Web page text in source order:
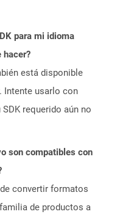
para mi idioma
hacer?
está disponible
Intente usarlo con
requerido aún no
son compatibles con
convertir formatos
de productos a